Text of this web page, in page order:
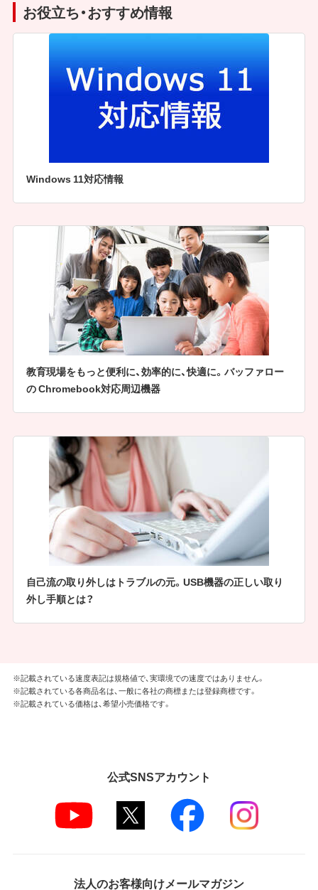
お役立ち・おすすめ情報
Windows 11対応情報
教育現場をもっと便利に、効率的に、快適に。バッファロー
の Chromebook対応周辺機器
自己流の取り外しはトラブルの元。USB機器の正しい取り
外し手順とは？
※記載されている速度表記は規格値で、実環境での速度ではありません。
※記載されている各商品名は、一般に各社の商標または登録商標です。
※記載されている価格は、希望小売価格です。
公式SNSアカウント
法人のお客様向けメールマガジン